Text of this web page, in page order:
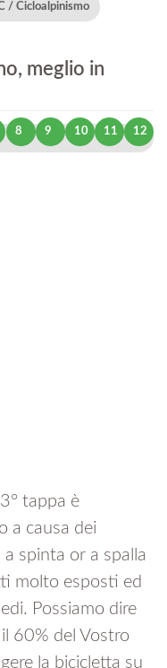
/ Cicloalpinismo
meglio in
8 9 10 11 12
tappa è
a causa dei
spinta or a spalla
molto esposti ed
Possiamo dire
60% del Vostro
la bicicletta su